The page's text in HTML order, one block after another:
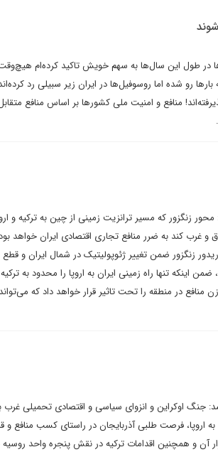
در طول این سال‌ها به سهم خویش تاکید کرده‌ام
رو شده اما روسوفیل‌ها در ایران زیر سبیلی رد
منافع و امنیت ملی کشورها بر اساس منافع
زنگزور که مسیر ترانزیت زمینی از چین به ترکیه و
غرب کند به ضرر منافع تجاری اقتصادی ایران خواهد
زنگزور ضمن تغییر ژئوپولیتیک در شمال ایران و قطع
اینکه تنها راه زمینی ایران به اروپا را محدود به ترکیه
منافع در منطقه را تحت تاثیر قرار خواهد داد که می‌تواند
جنگ اوکراین و انزوای سیاسی و اقتصادی تحمیلی غرب
اروپا، فرصت طلبی آذربایجان در راستای کسب منافع و
و همچنین اقدامات ترکیه در نقش پنجره واحد روسیه